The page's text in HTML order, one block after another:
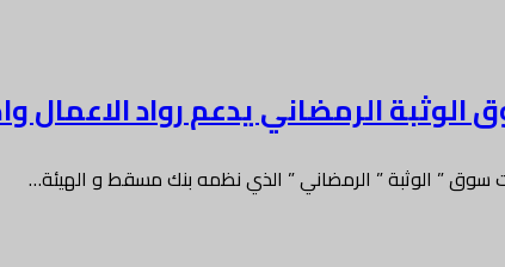
الرمضاني يدعم رواد الاعمال
” الوثبة ” الرمضاني ” الذي نظمه بنك مسقط و الهيئة…